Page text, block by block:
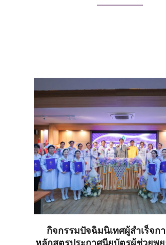
กิจกรรมปัจฉิมนิเทศผู้สำเร็จก
หลักสูตรประกาศนียบัตรผู้ช่วยพ